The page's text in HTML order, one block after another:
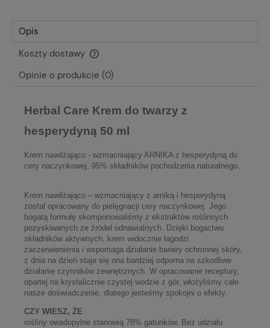
Opis
Koszty dostawy
Cena nie zawiera ewentualnych kosztów płatności
Opinie o produkcie (0)
Herbal Care Krem do twarzy z
hesperydyną 50 ml
Krem nawilżająco - wzmacniający ARNIKA z hesperydyną do
cery naczynkowej. 95% składników pochodzenia naturalnego.
Krem nawilżająco – wzmacniający z arniką i hesperydyną
został opracowany do pielęgnacji cery naczynkowej. Jego
bogatą formułę skomponowaliśmy z ekstraktów roślinnych
pozyskiwanych ze źródeł odnawialnych. Dzięki bogactwu
składników aktywnych, krem widocznie łagodzi
zaczerwienienia i wspomaga działanie bariery ochronnej skóry,
z dnia na dzień staje się ona bardziej odporna na szkodliwe
działanie czynników zewnętrznych. W opracowanie receptury,
opartej na krystalicznie czystej wodzie z gór, włożyliśmy całe
nasze doświadczenie, dlatego jesteśmy spokojni o efekty.
CZY WIESZ, ŻE
rośliny owadopylne stanowią 78% gatunków. Bez udziału